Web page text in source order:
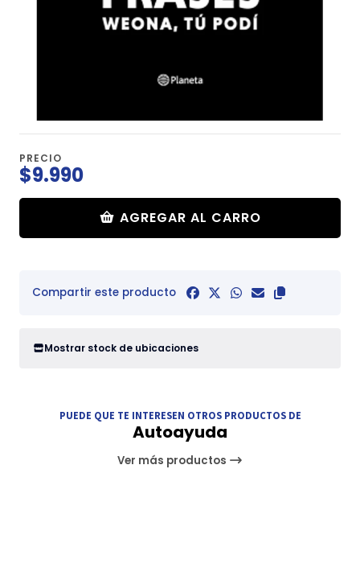
PRECIO
$9.990
AGREGAR AL CARRO
Compartir este producto
Mostrar stock de ubicaciones
PUEDE QUE TE INTERESEN OTROS PRODUCTOS DE
Autoayuda
Ver más productos